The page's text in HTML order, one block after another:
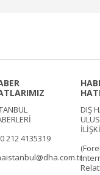
212 4135319
DIŞ